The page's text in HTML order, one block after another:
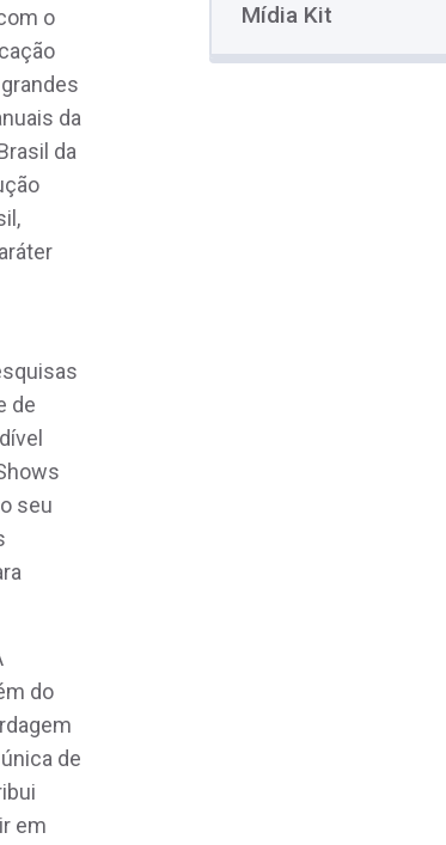
o
da
da
de
seu
do
de
em
Mídia Kit